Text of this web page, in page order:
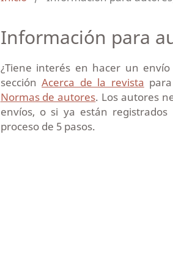
Información para
¿Tiene interés en hacer un
secciónAcerca de la revista
Normas de autores. Los autores
envíos, o si ya están
proceso de 5 pasos.